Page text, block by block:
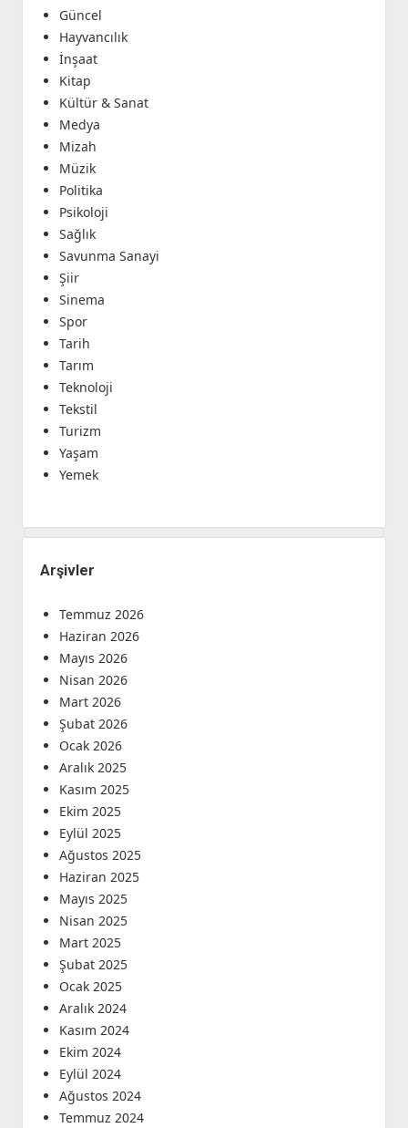
Güncel
Hayvancılık
İnşaat
Kitap
Kültür & Sanat
Medya
Mizah
Müzik
Politika
Psikoloji
Sağlık
Savunma Sanayi
Şiir
Sinema
Spor
Tarih
Tarım
Teknoloji
Tekstil
Turizm
Yaşam
Yemek
Arşivler
Temmuz 2026
Haziran 2026
Mayıs 2026
Nisan 2026
Mart 2026
Şubat 2026
Ocak 2026
Aralık 2025
Kasım 2025
Ekim 2025
Eylül 2025
Ağustos 2025
Haziran 2025
Mayıs 2025
Nisan 2025
Mart 2025
Şubat 2025
Ocak 2025
Aralık 2024
Kasım 2024
Ekim 2024
Eylül 2024
Ağustos 2024
Temmuz 2024